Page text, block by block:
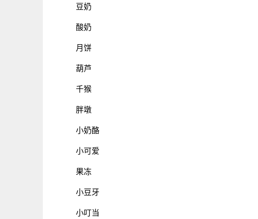
豆奶
酸奶
月饼
葫芦
千猴
胖墩
小奶酪
小可爱
果冻
小豆牙
小叮当